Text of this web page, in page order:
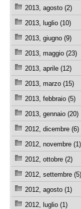
2013, agosto (2)
2013, luglio (10)
2013, giugno (9)
2013, maggio (23)
2013, aprile (12)
2013, marzo (15)
2013, febbraio (5)
2013, gennaio (20)
2012, dicembre (6)
2012, novembre (1)
2012, ottobre (2)
2012, settembre (5)
2012, agosto (1)
2012, luglio (1)